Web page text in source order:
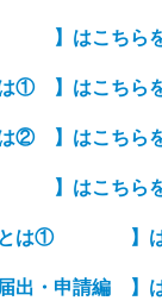
はこちらを
①】はこちら
②】はこちら
はこちらを
とは① 】はこ
出・申請編 】